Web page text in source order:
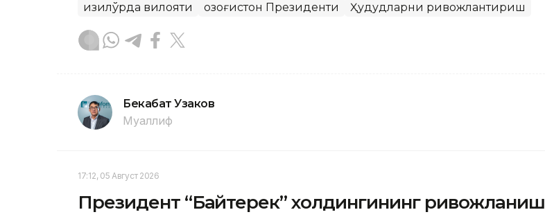
Қизилўрда вилояти Қозоғистон Президенти Ҳудудларни ривожлантириш
Бекабат Узаков
Муаллиф
17:12, 05 Август 2026
Президент “Байтерек” холдингининг ривожланиш